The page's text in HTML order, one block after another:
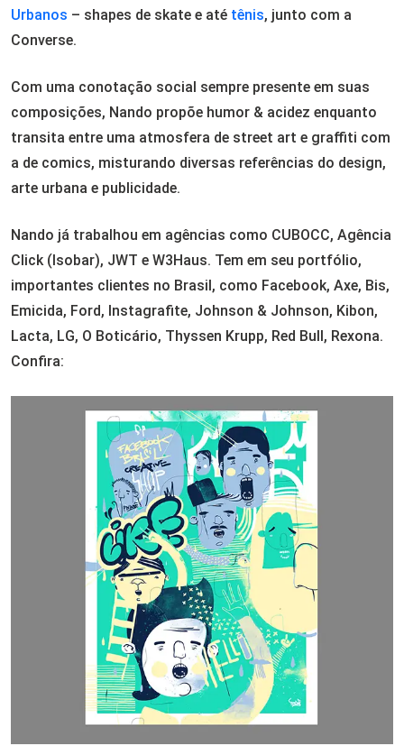
Urbanos – shapes de skate e até tênis, junto com a
Converse.
Com uma conotação social sempre presente em suas
composições, Nando propõe humor & acidez enquanto
transita entre uma atmosfera de street art e graffiti com
a de comics, misturando diversas referências do design,
arte urbana e publicidade.
Nando já trabalhou em agências como CUBOCC, Agência
Click (Isobar), JWT e W3Haus. Tem em seu portfólio,
importantes clientes no Brasil, como Facebook, Axe, Bis,
Emicida, Ford, Instagrafite, Johnson & Johnson, Kibon,
Lacta, LG, O Boticário, Thyssen Krupp, Red Bull, Rexona.
Confira: